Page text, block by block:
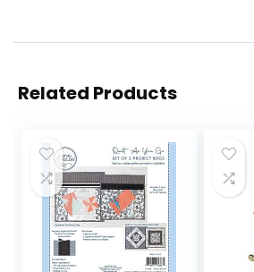
Related Products